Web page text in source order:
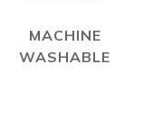
MACHINE
WASHABLE